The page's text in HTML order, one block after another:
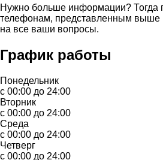
Нужно больше информации? Тогда
телефонам, представленным выше
на все ваши вопросы.
График работы
Понедельник
с 00:00 до 24:00
Вторник
с 00:00 до 24:00
Среда
с 00:00 до 24:00
Четверг
с 00:00 до 24:00